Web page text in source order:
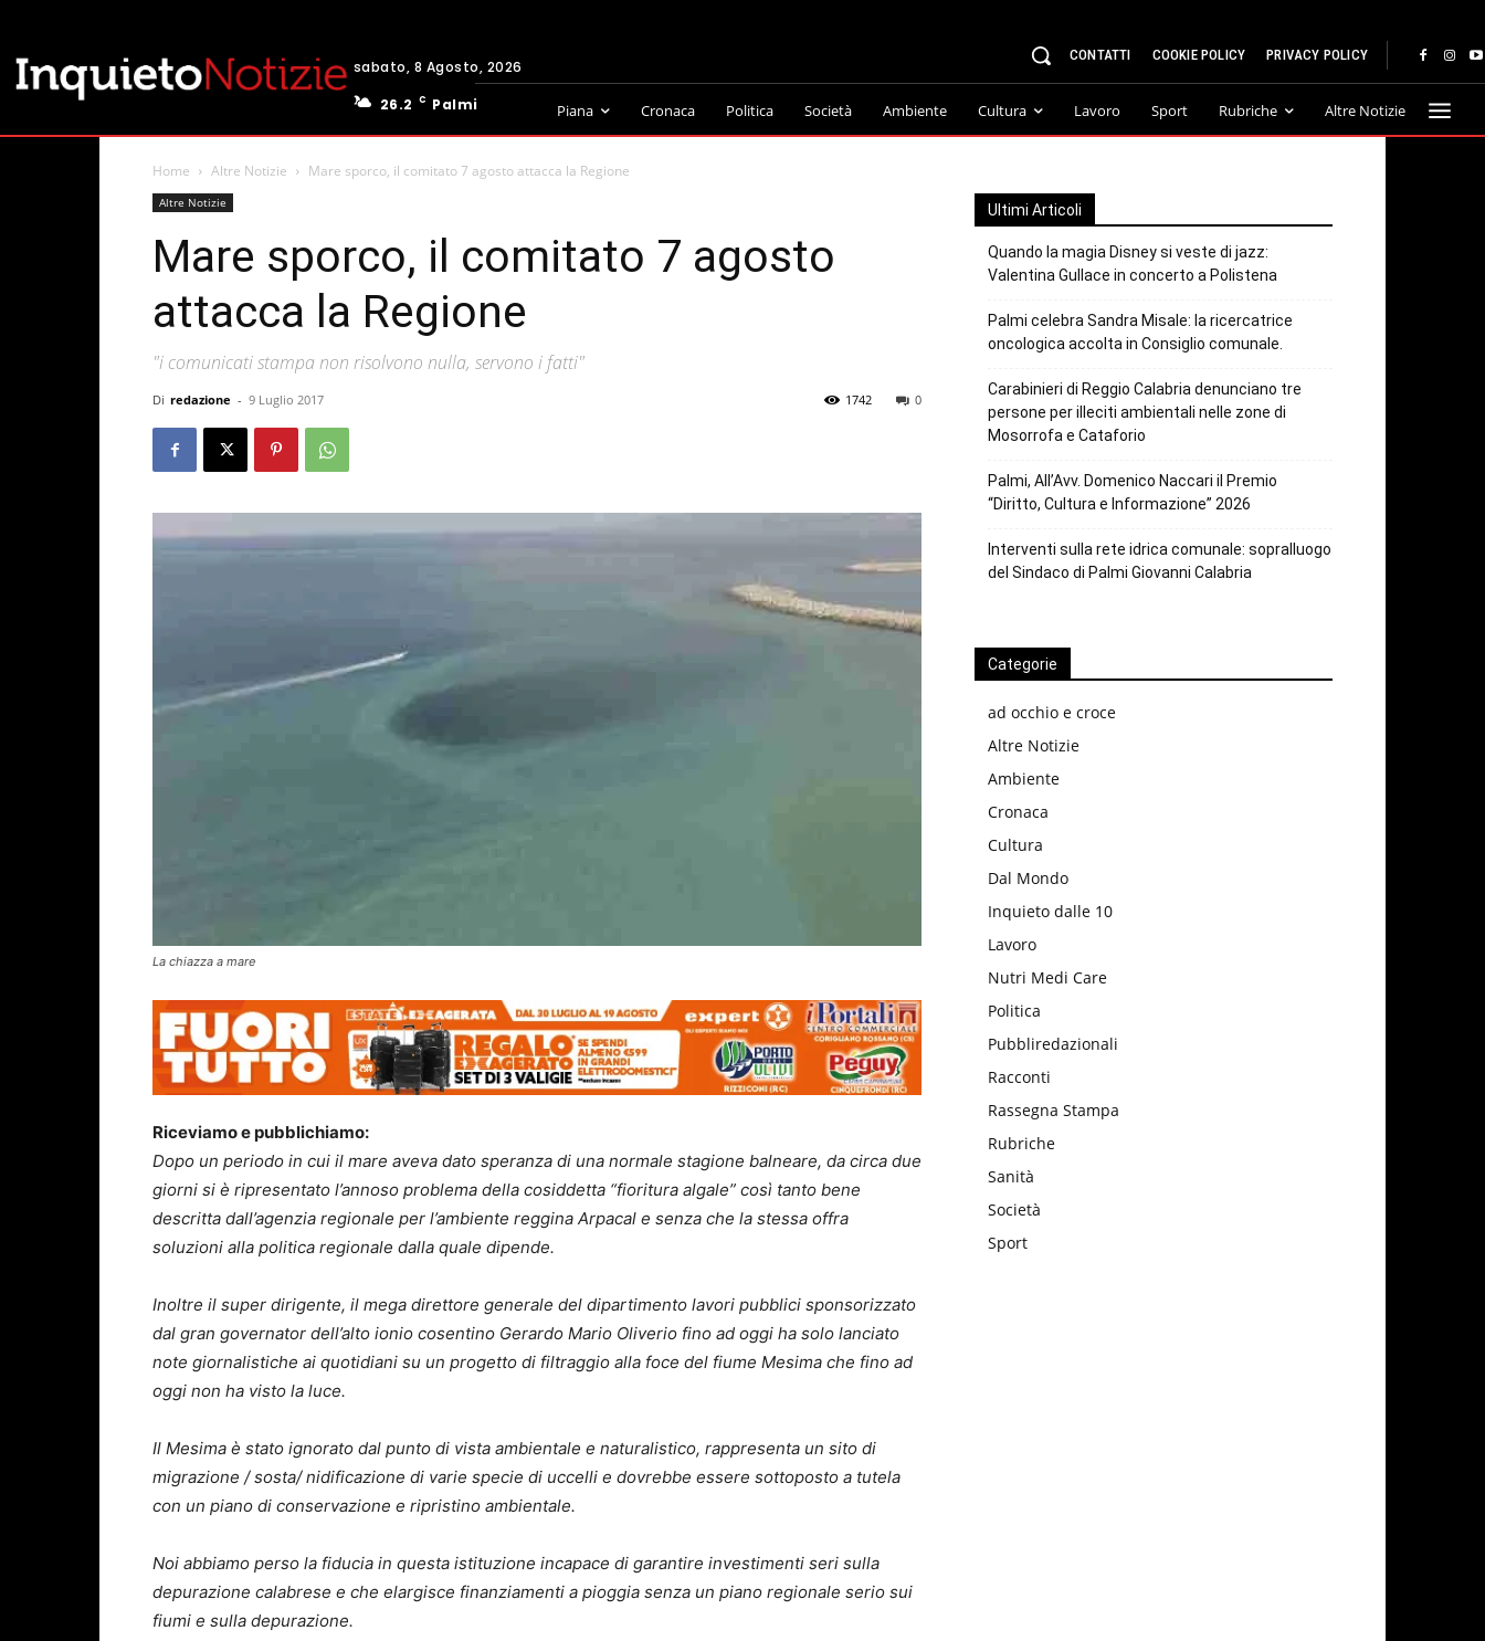
sabato, 8 Agosto, 2026
26.2
C Palmi
CONTATTI COOKIE POLICY PRIVACY POLICY
Piana Cronaca Politica Società Ambiente Cultura Lavoro Sport Rubriche Altre Notizie
Home Altre Notizie Mare sporco, il comitato 7 agosto attacca la Regione
Altre Notizie
Mare sporco, il comitato 7 agosto
attacca la Regione
"i comunicati stampa non risolvono nulla, servono i fatti"
Di redazione - 9 Luglio 2017 0
1742
La chiazza a mare
Riceviamo e pubblichiamo:
Dopo un periodo in cui il mare aveva dato speranza di una normale stagione balneare, da circa due
giorni si è ripresentato l’annoso problema della cosiddetta “fioritura algale” così tanto bene
descritta dall’agenzia regionale per l’ambiente reggina Arpacal e senza che la stessa offra
soluzioni alla politica regionale dalla quale dipende.
Inoltre il super dirigente, il mega direttore generale del dipartimento lavori pubblici sponsorizzato
dal gran governator dell’alto ionio cosentino Gerardo Mario Oliverio fino ad oggi ha solo lanciato
note giornalistiche ai quotidiani su un progetto di filtraggio alla foce del fiume Mesima che fino ad
oggi non ha visto la luce.
Il Mesima è stato ignorato dal punto di vista ambientale e naturalistico, rappresenta un sito di
migrazione / sosta/ nidificazione di varie specie di uccelli e dovrebbe essere sottoposto a tutela
con un piano di conservazione e ripristino ambientale.
Noi abbiamo perso la fiducia in questa istituzione incapace di garantire investimenti seri sulla
depurazione calabrese e che elargisce finanziamenti a pioggia senza un piano regionale serio sui
fiumi e sulla depurazione.
Ultimi Articoli
Quando la magia Disney si veste di jazz:
Valentina Gullace in concerto a Polistena
Palmi celebra Sandra Misale: la ricercatrice
oncologica accolta in Consiglio comunale.
Carabinieri di Reggio Calabria denunciano tre
persone per illeciti ambientali nelle zone di
Mosorrofa e Cataforio
Palmi, All’Avv. Domenico Naccari il Premio
“Diritto, Cultura e Informazione” 2026
Interventi sulla rete idrica comunale: sopralluogo
del Sindaco di Palmi Giovanni Calabria
Categorie
ad occhio e croce
Altre Notizie
Ambiente
Cronaca
Cultura
Dal Mondo
Inquieto dalle 10
Lavoro
Nutri Medi Care
Politica
Pubbliredazionali
Racconti
Rassegna Stampa
Rubriche
Sanità
Società
Sport